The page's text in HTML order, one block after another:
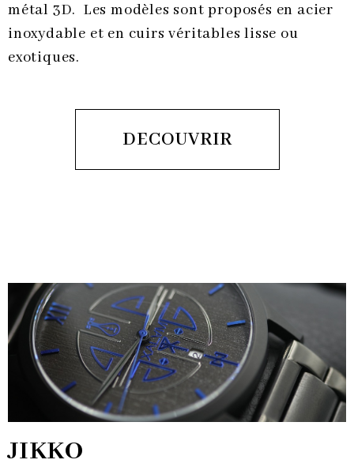
métal 3D. Les modèles sont proposés en acier
inoxydable et en cuirs véritables lisse ou
exotiques.
DECOUVRIR
JIKKO